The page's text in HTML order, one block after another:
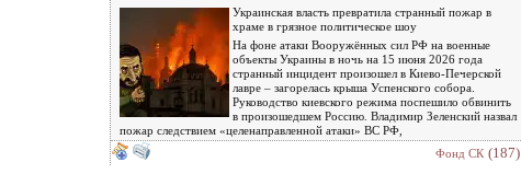
Украинская власть превратила странный пожар в
храме в грязное политическое шоу
На фоне атаки Вооружённых сил РФ на военные
объекты Украины в ночь на 15 июня 2026 года
странный инцидент произошел в Киево-Печерской
лавре – загорелась крыша Успенского собора.
Руководство киевского режима поспешило обвинить
в произошедшем Россию. Владимир Зеленский назвал
пожар следствием «целенаправленной атаки» ВС РФ,
Фонд СК (187)